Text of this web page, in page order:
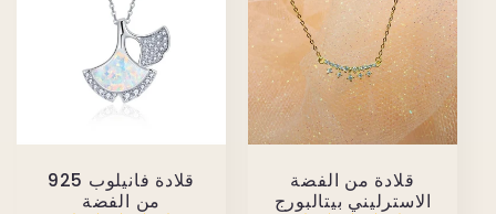
925 قلادة فانيلوب
من الفضة
قلادة من الفضة
الاسترليني بيتالبورج